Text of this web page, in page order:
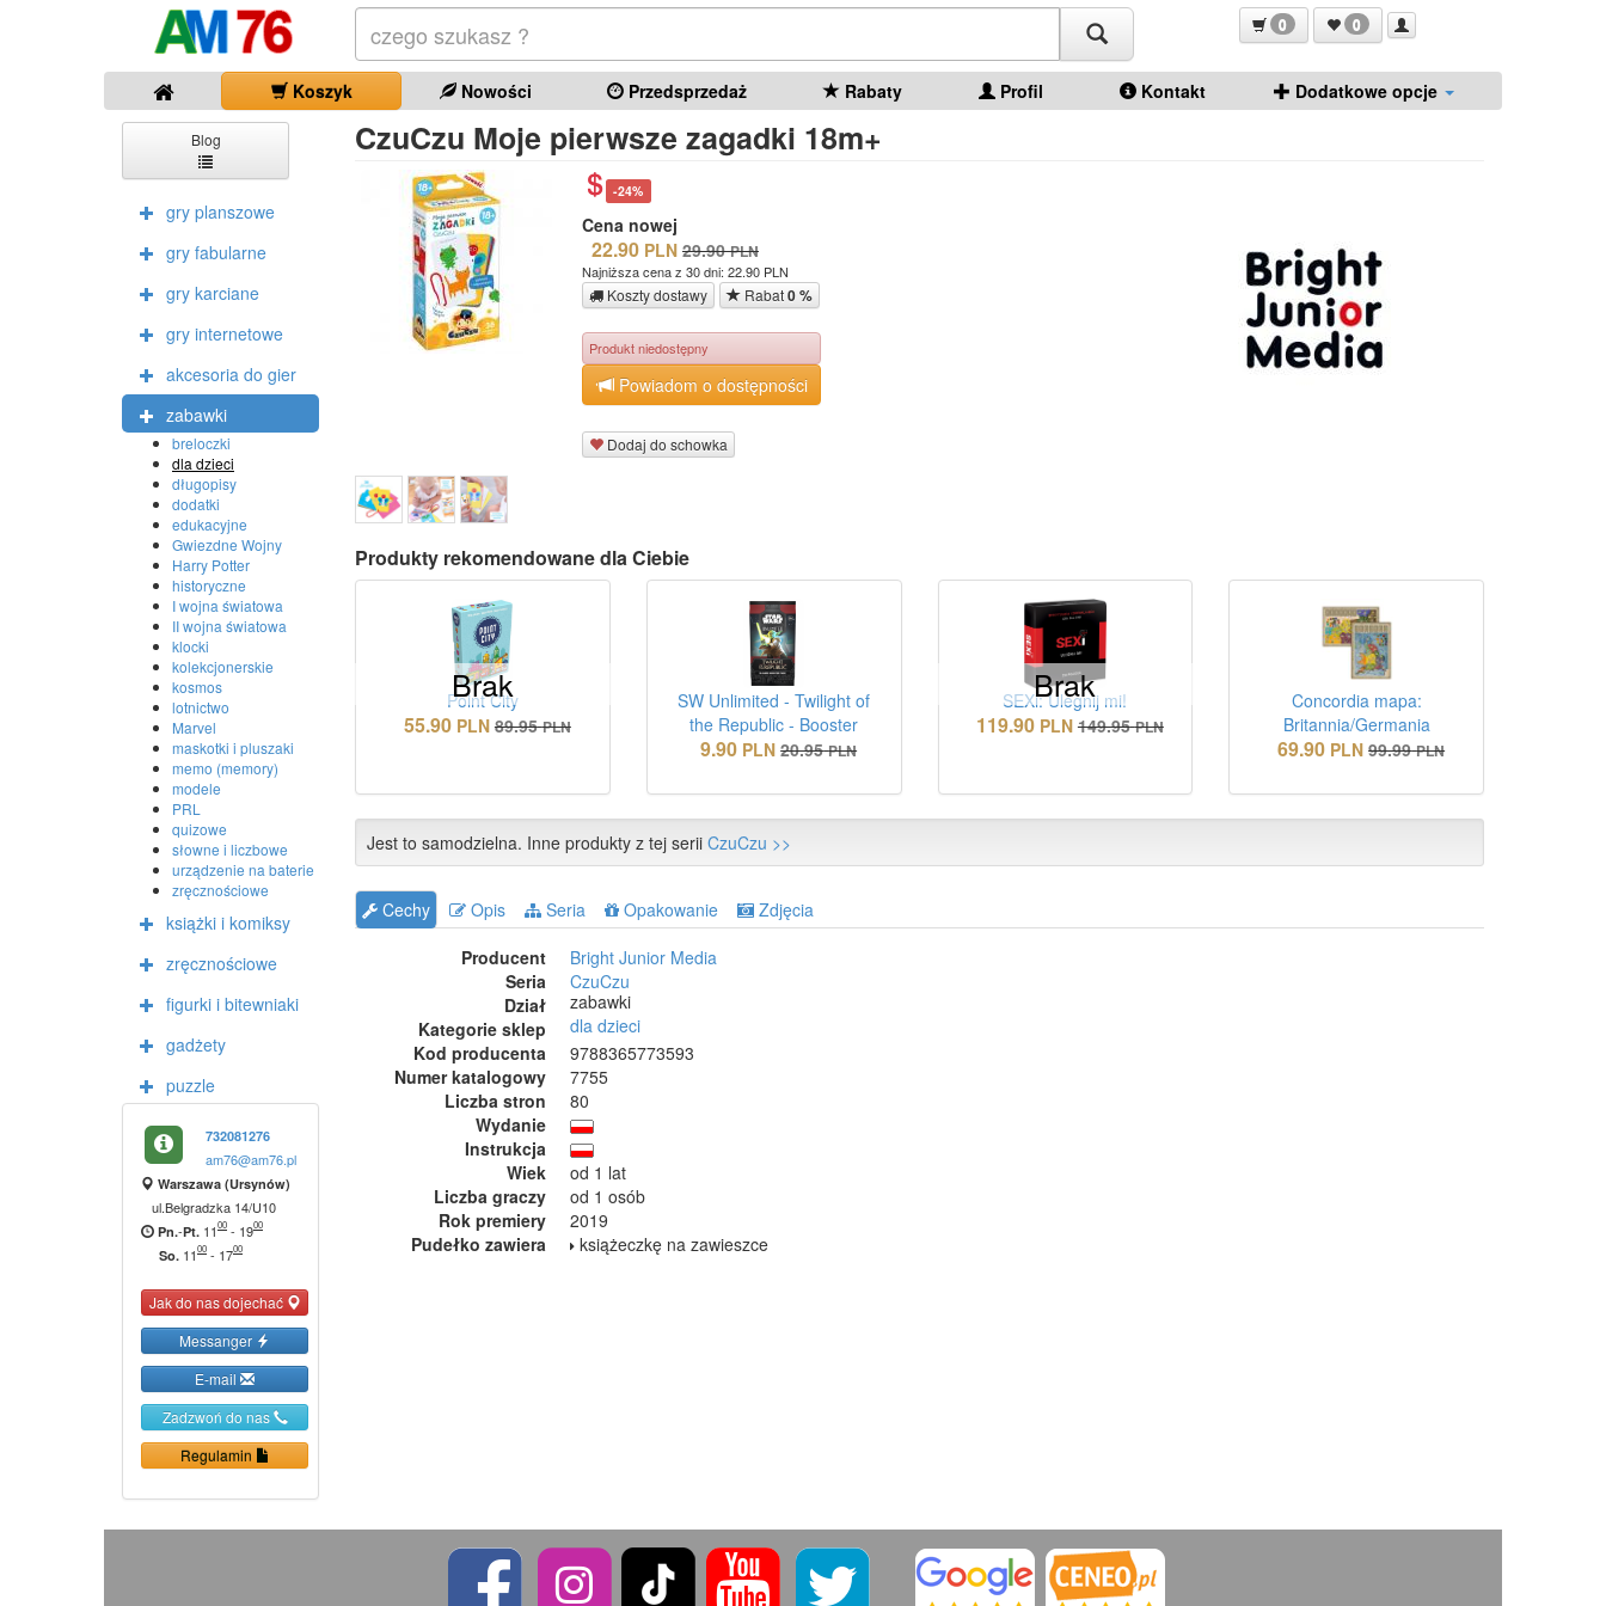
0 0
Koszyk Nowości Przedsprzedaż Rabaty Profil Kontakt Dodatkowe opcje
Blog
gry planszowe
gry fabularne
gry karciane
gry internetowe
akcesoria do gier
zabawki
breloczki
dla dzieci
długopisy
dodatki
edukacyjne
Gwiezdne Wojny
Harry Potter
historyczne
I wojna światowa
II wojna światowa
klocki
kolekcjonerskie
kosmos
lotnictwo
Marvel
maskotki i pluszaki
memo (memory)
modele
PRL
quizowe
słowne i liczbowe
urządzenie na baterie
zręcznościowe
książki i komiksy
zręcznościowe
figurki i bitewniaki
gadżety
puzzle
732081276
am76@am76.pl
Warszawa (Ursynów)
ul.Belgradzka 14/U10
Pn.-Pt. 1100 - 1900
So. 1100 - 1700
Jak do nas dojechać
Messanger
E-mail
Zadzwoń do nas
Regulamin
CzuCzu Moje pierwsze zagadki 18m+
-24%
Cena nowej
22.90 PLN 29.90 PLN
Najniższa cena z 30 dni: 22.90 PLN
Koszty dostawy Rabat0 %
Produkt niedostępny
Powiadom o dostępności
Dodaj do schowka
Produkty rekomendowane dla Ciebie
Brak
Point City
55.90 PLN 89.95 PLN
SW Unlimited - Twilight of
the Republic - Booster
9.90 PLN 20.95 PLN
Brak
SEXi: Ulegnij mi!
119.90 PLN 149.95 PLN
Concordia mapa:
Britannia/Germania
69.90 PLN 99.99 PLN
Jest to samodzielna. Inne produkty z tej serii CzuCzu >>
Cechy Opis Seria Opakowanie
Zdjęcia
Producent
Bright Junior Media
Seria
CzuCzu
Dział
zabawki
Kategorie sklep
dla dzieci
Kod producenta
9788365773593
Numer katalogowy
7755
Liczba stron
80
Wydanie
Instrukcja
Wiek
od 1 lat
Liczba graczy
od 1 osób
Rok premiery
2019
Pudełko zawiera
książeczkę na zawieszce